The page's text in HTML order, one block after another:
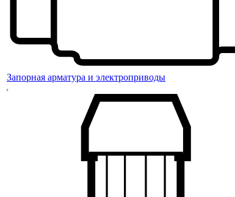
Запорная арматура и электроприводы